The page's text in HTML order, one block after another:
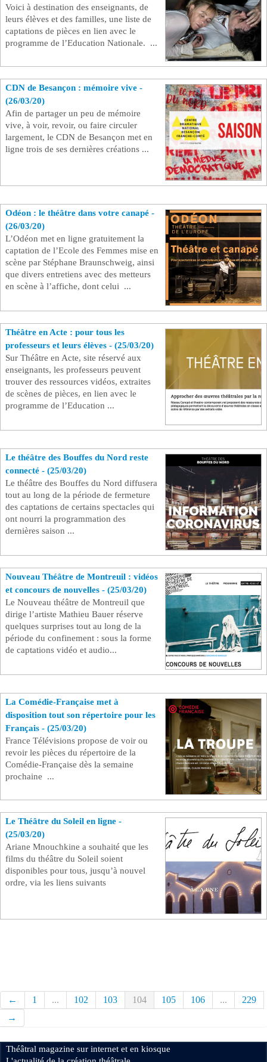
Voici à destination des enseignants, de
leurs élèves et des familles, une liste de
captations de pièces en lien avec le
programme de l’Education Nationale. ...
CDN de Besançon : mémoire vive -
(26/03/20)
Afin de partager un peu de mémoire
vive, à voir, revoir, ou faire circuler
largement, le CDN de Besançon met en
ligne trois de ses dernières créations ...
Odéon : le théâtre dans votre canapé -
(26/03/20)
L’Odéon met en ligne gratuitement la
captation de l’Ecole des Femmes mise en
scène par Stéphane Braunschweig, ainsi
que divers entretiens avec des metteurs
en scène à l’affiche, dont celui ...
Théâtre en Acte : pour tous les
professeurs et leurs élèves - (25/03/20)
Sur Théâtre en Acte, site réservé aux
enseignants, les professeurs peuvent
trouver des ressources vidéos, extraites
de scènes de pièces, en lien avec le
programme de l’Education ...
Le théâtre des Bouffes du Nord reste
connecté - (25/03/20)
Le théâtre des Bouffes du Nord diffusera
tout au long de la période de fermeture
des captations de certains spectacles qui
ont nourri la programmation des
dernières saison ...
Nouveau Théâtre de Montreuil : vidéos
et concours de nouvelles - (25/03/20)
Le Nouveau théâtre de Montreuil que
dirige l’artiste Mathieu Bauer réserve
quelques surprises tout au long de la
période du confinement : sous la forme
de captations vidéo et audio...
La Comédie-Française met à
disposition tout son répertoire pour les
Français - (25/03/20)
France Télévisions propose de voir ou
revoir les pièces du répertoire de la
Comédie-Française dès la semaine
prochaine ...
Le Théâtre du Soleil en ligne -
(25/03/20)
Ariane Mnouchkine a souhaité que les
films du théâtre du Soleil soient
disponibles pour tous, jusqu’à nouvel
ordre, via les liens suivants
← 1 ... 102 103 104 105 106 ...
229
→
Théâtral magazine sur internet et en kiosque